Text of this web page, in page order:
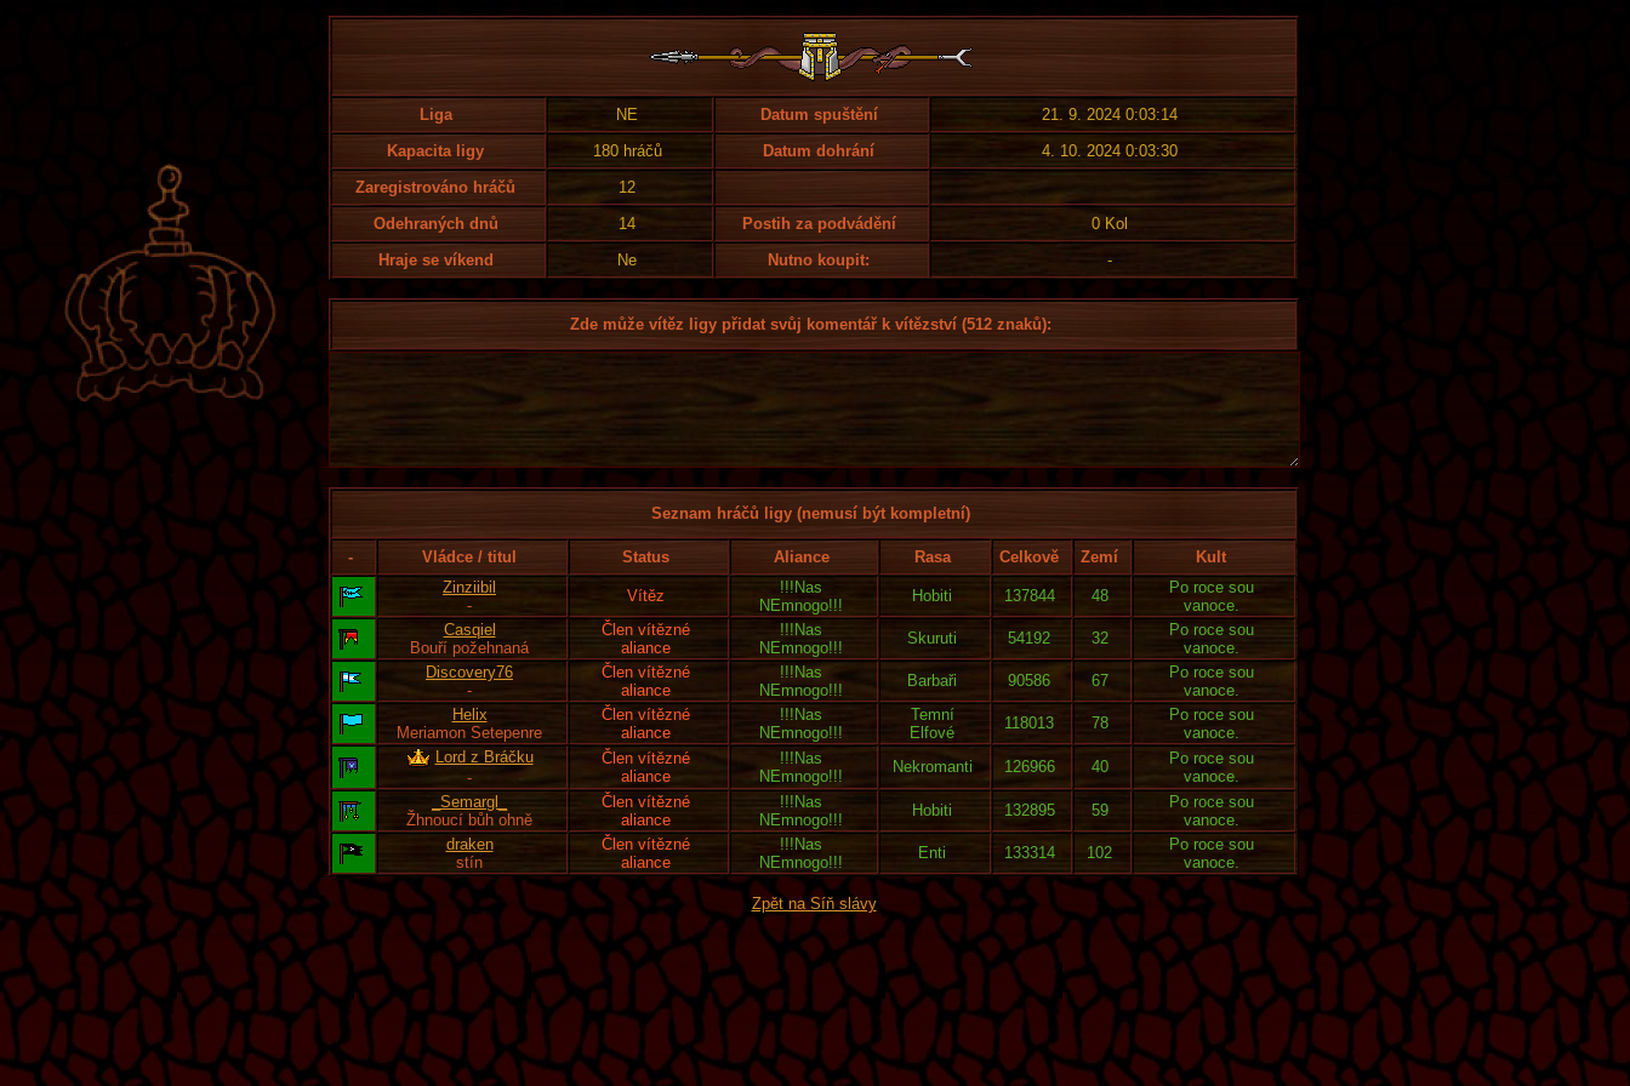
Liga NE Datum spuštění
21. 9. 2024 0:03:14
Kapacita ligy
180 hráčů Datum dohrání
4. 10. 2024 0:03:30
Zaregistrováno hráčů
12
Odehraných dnů
14 Postih za podvádění
0 Kol
Hraje se víkend
Ne Nutno koupit: -
Zde může vítěz ligy přidat svůj komentář k vítězství (512 znaků):
Seznam hráčů ligy (nemusí být kompletní)
- Vládce / titul Status Aliance Rasa Celkově Zemí
Kult
Zinziibil
-
Vítěz
!!!Nas
NEmnogo!!!
Hobiti 137844 48
Po roce sou
vanoce.
Casqiel
Bouří požehnaná
Člen vítězné
aliance
!!!Nas
NEmnogo!!!
Skuruti 54192 32
Po roce sou
vanoce.
Discovery76
-
Člen vítězné
aliance
!!!Nas
NEmnogo!!!
Barbaři 90586 67
Po roce sou
vanoce.
Helix
Meriamon Setepenre
Člen vítězné
aliance
!!!Nas
NEmnogo!!!
Temní
Elfové
118013 78
Po roce sou
vanoce.
Lord z Bráčku
-
Člen vítězné
aliance
!!!Nas
NEmnogo!!!
Nekromanti 126966 40
Po roce sou
vanoce.
_Semargl_
Žhnoucí bůh ohně
Člen vítězné
aliance
!!!Nas
NEmnogo!!!
Hobiti 132895 59
Po roce sou
vanoce.
draken
stín
Člen vítězné
aliance
!!!Nas
NEmnogo!!!
Enti 133314 102
Po roce sou
vanoce.
Zpět na Síň slávy